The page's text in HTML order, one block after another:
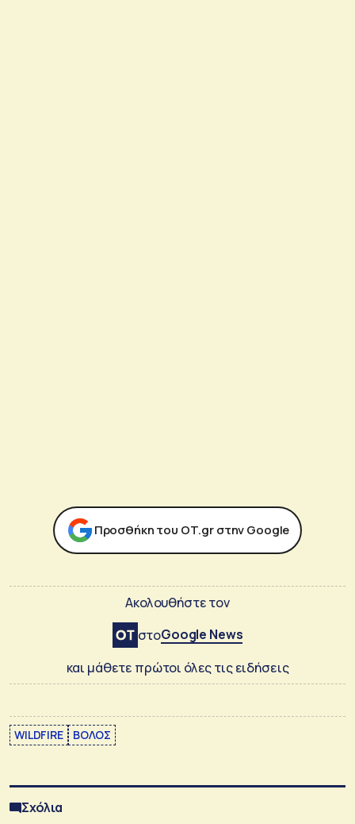
Προσθήκη του ΟΤ.gr στην Google
Ακολουθήστε τον
στοGoogle News
και μάθετε πρώτοι όλες τις ειδήσεις
WILDFIRE ΒΟΛΟΣ
Σχόλια